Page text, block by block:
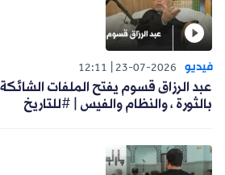
فيديو 23-07-2026
12:11
عبد الرزاق قسوم يفتح الملفات
بالثورة ، والنظام والفيس | #للتاريخ